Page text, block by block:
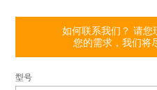
如何联系我们？ 请您
您的需求，我们将
型号